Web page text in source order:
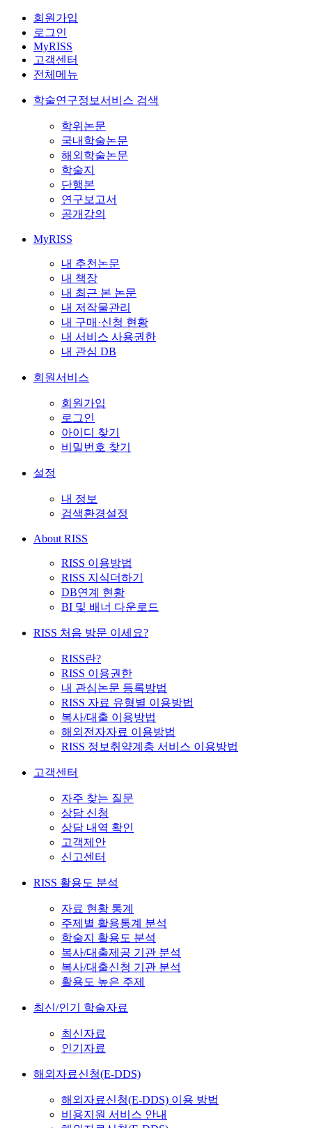
회원가입
로그인
MyRISS
고객센터
전체메뉴
학술연구정보서비스 검색
학위논문
국내학술논문
해외학술논문
학술지
단행본
연구보고서
공개강의
MyRISS
내 추천논문
내 책장
내 최근 본 논문
내 저작물관리
내 구매·신청 현황
내 서비스 사용권한
내 관심 DB
회원서비스
회원가입
로그인
아이디 찾기
비밀번호 찾기
설정
내 정보
검색환경설정
About RISS
RISS 이용방법
RISS 지식더하기
DB연계 현황
BI 및 배너 다운로드
RISS 처음 방문 이세요?
RISS란?
RISS 이용권한
내 관심논문 등록방법
RISS 자료 유형별 이용방법
복사/대출 이용방법
해외전자자료 이용방법
RISS 정보취약계층 서비스 이용방법
고객센터
자주 찾는 질문
상담 신청
상담 내역 확인
고객제안
신고센터
RISS 활용도 분석
자료 현황 통계
주제별 활용통계 분석
학술지 활용도 분석
복사/대출제공 기관 분석
복사/대출신청 기관 분석
활용도 높은 주제
최신/인기 학술자료
최신자료
인기자료
해외자료신청(E-DDS)
해외자료신청(E-DDS) 이용 방법
비용지원 서비스 안내